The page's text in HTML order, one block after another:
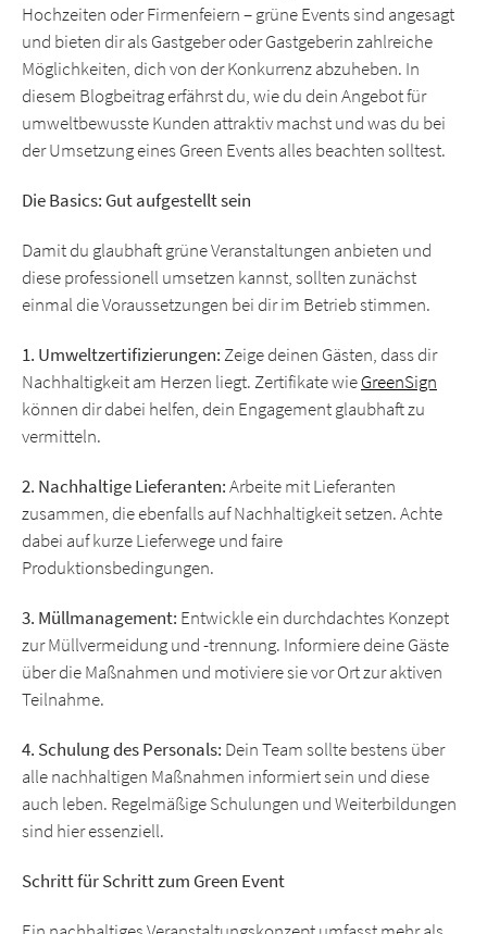
Hochzeiten oder Firmenfeiern – grüne Events sind angesagt
und bieten dir als Gastgeber oder Gastgeberin zahlreiche
Möglichkeiten, dich von der Konkurrenz abzuheben. In
diesem Blogbeitrag erfährst du, wie du dein Angebot für
umweltbewusste Kunden attraktiv machst und was du bei
der Umsetzung eines Green Events alles beachten solltest.
Die Basics: Gut aufgestellt sein
Damit du glaubhaft grüne Veranstaltungen anbieten und
diese professionell umsetzen kannst, sollten zunächst
einmal die Voraussetzungen bei dir im Betrieb stimmen.
1. Umweltzertifizierungen:Zeige deinen Gästen, dass dir
Nachhaltigkeit am Herzen liegt. Zertifikate wieGreenSign
können dir dabei helfen, dein Engagement glaubhaft zu
vermitteln.
2. Nachhaltige Lieferanten:Arbeite mit Lieferanten
zusammen, die ebenfalls auf Nachhaltigkeit setzen. Achte
dabei auf kurze Lieferwege und faire
Produktionsbedingungen.
3. Müllmanagement: Entwickle ein durchdachtes Konzept
zur Müllvermeidung und -trennung. Informiere deine Gäste
über die Maßnahmen und motiviere sie vor Ort zur aktiven
Teilnahme.
4. Schulung des Personals: Dein Team sollte bestens über
alle nachhaltigen Maßnahmen informiert sein und diese
auch leben. Regelmäßige Schulungen und Weiterbildungen
sind hier essenziell.
Schritt für Schritt zum Green Event